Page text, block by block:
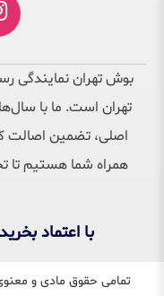
بوش تهران نمایندگی
تهران است. ما با
اصلی، تضمین اصالت
همراه شما هستیم تا
با اعتماد
تمامی حقوق مادی و